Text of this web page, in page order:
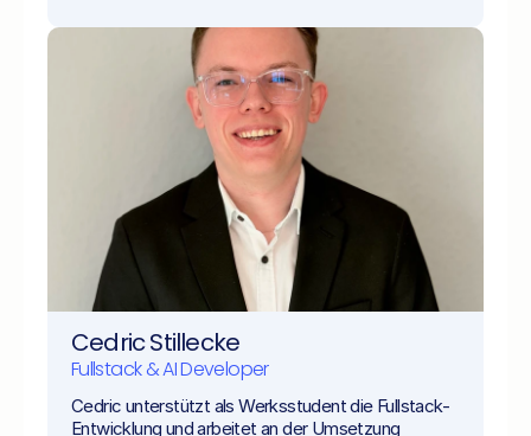
Cedric Stillecke
Fullstack & AI Developer
Cedric unterstützt als Werksstudent die Fullstack-
Entwicklung und arbeitet an der Umsetzung